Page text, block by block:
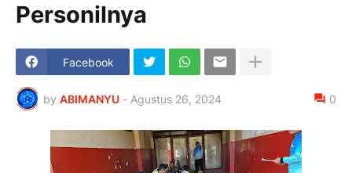
Personilnya
Facebook
by ABIMANYU - Agustus 26, 2024 0